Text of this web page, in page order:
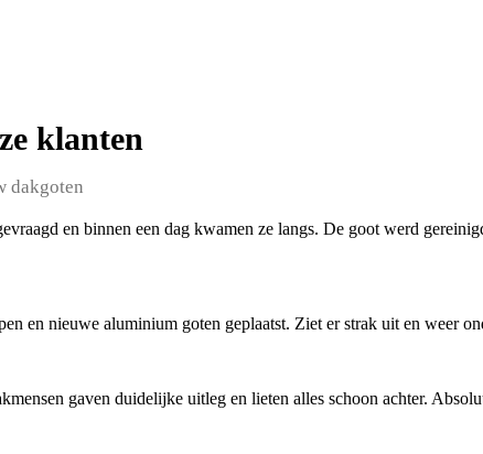
klanten
dakgoten
en binnen een dag kwamen ze langs. De goot werd
en nieuwe aluminium goten geplaatst. Ziet er strak uit en weer
gaven duidelijke uitleg en lieten alles schoon achter.